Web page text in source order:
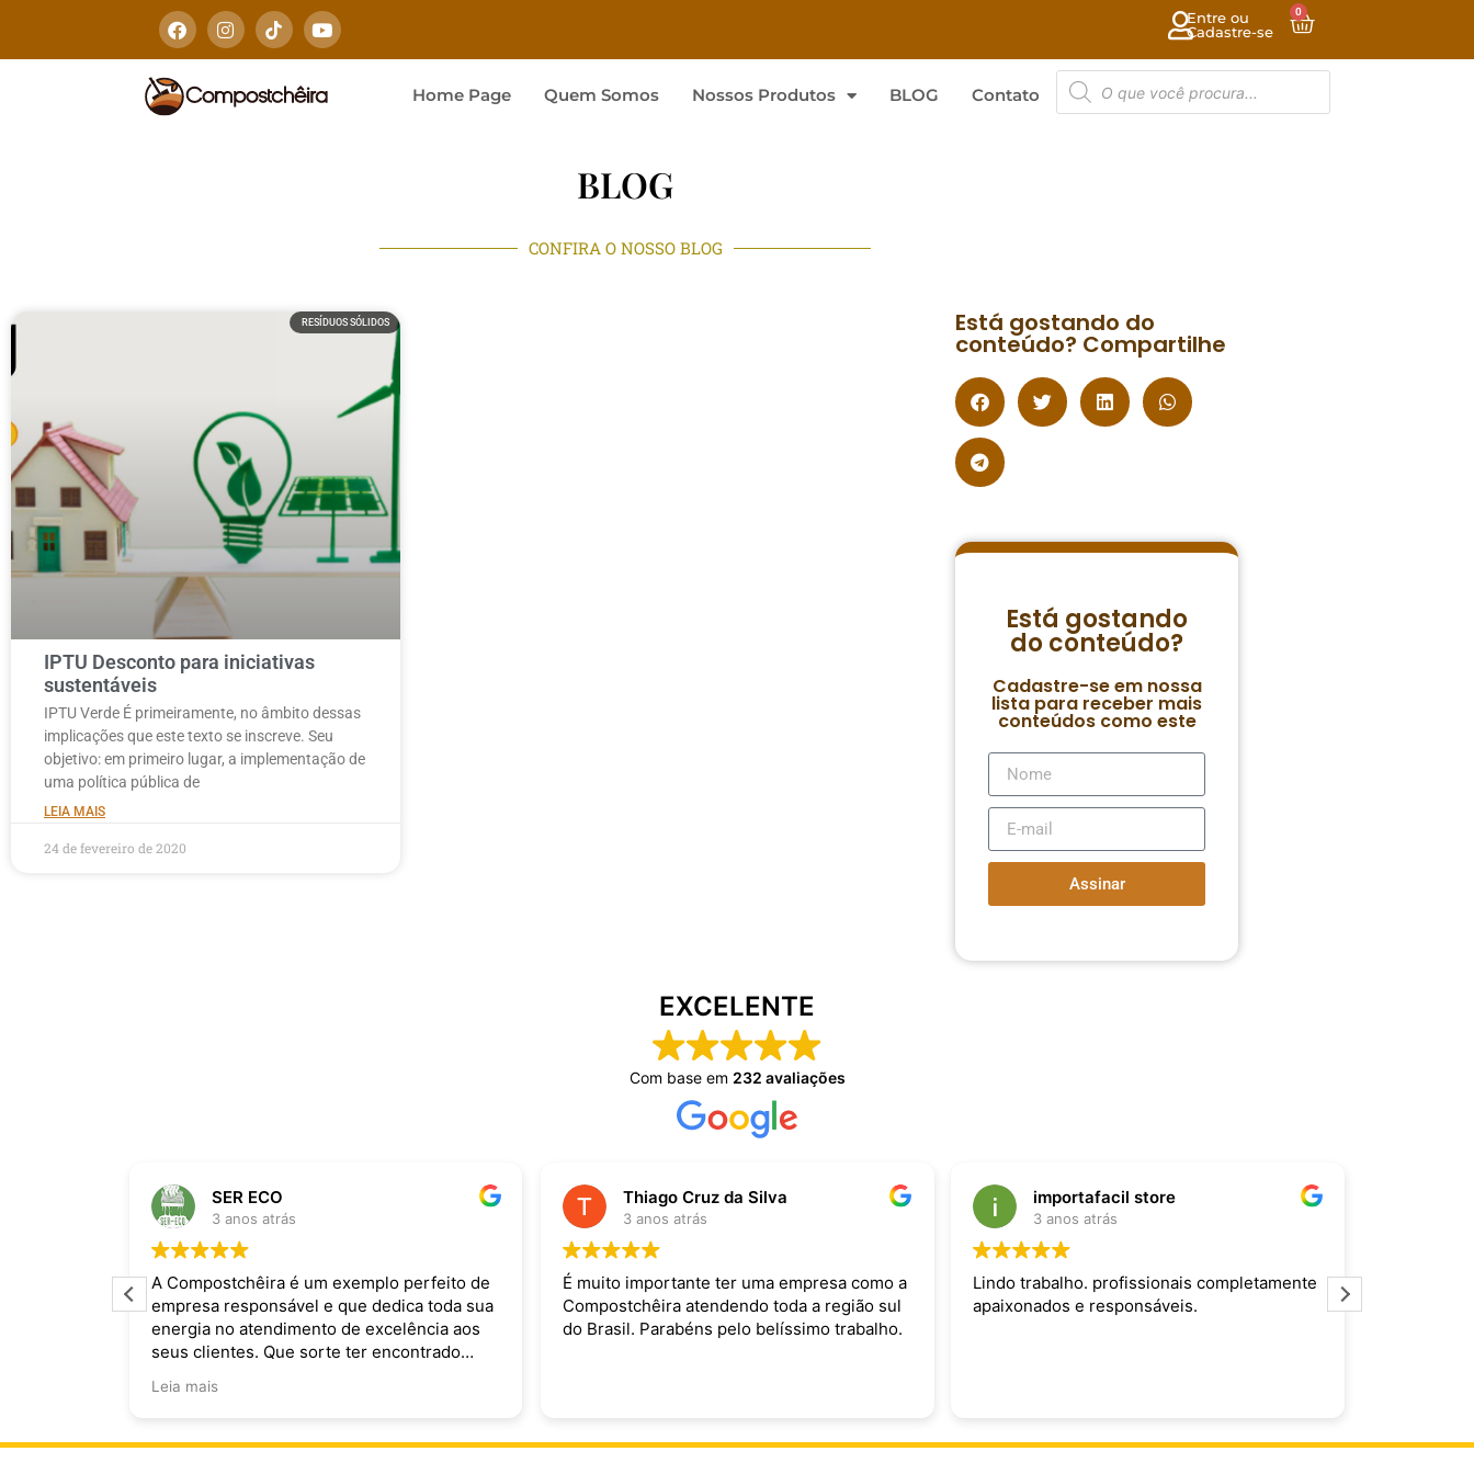
Entre ou
Cadastre-se
0
Home Page Quem Somos Nossos Produtos BLOG Contato
BLOG
CONFIRA O NOSSO BLOG
RESÍDUOS SÓLIDOS
IPTU Desconto para iniciativas
sustentáveis
IPTU Verde É primeiramente, no âmbito dessas
implicações que este texto se inscreve. Seu
objetivo: em primeiro lugar, a implementação de
uma política pública de
LEIA MAIS
24 de fevereiro de 2020
Está gostando do
conteúdo? Compartilhe
Está gostando
do conteúdo?
Cadastre-se em nossa
lista para receber mais
conteúdos como este
Assinar
EXCELENTE
Com base em 232 avaliações
SER ECO
3 anos atrás
A Compostchêira é um exemplo perfeito de
empresa responsável e que dedica toda sua
energia no atendimento de excelência aos
seus clientes. Que sorte ter encontrado
Leia mais
Thiago Cruz da Silva
3 anos atrás
É muito importante ter uma empresa como a
Compostchêira atendendo toda a região sul
do Brasil. Parabéns pelo belíssimo trabalho.
importafacil store
3 anos atrás
Lindo trabalho. profissionais completamente
apaixonados e responsáveis.